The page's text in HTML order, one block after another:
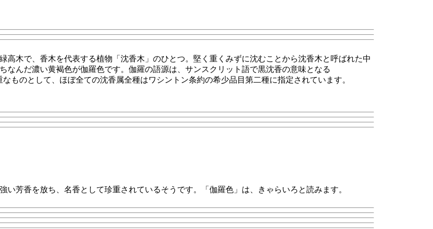
高木で、香木を代表する植物「沈香木」のひとつ。堅く重くみずに沈むことから沈香木と呼ばれた中
なんだ濃い黄褐色が伽羅色です。伽羅の語源は、サンスクリット語で黒沈香の意味となる
ものとして、ほぼ全ての沈香属全種はワシントン条約の希少品目第二種に指定されています。
芳香を放ち、名香として珍重されているそうです。「伽羅色」は、きゃらいろと読みます。